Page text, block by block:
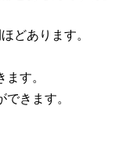
どあります。
す。
きます。